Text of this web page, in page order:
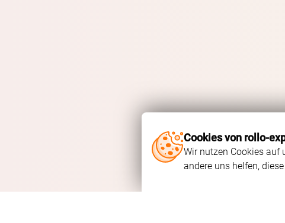
Cookies von rollo-
Wir nutzen Cookies auf
andere uns helfen,